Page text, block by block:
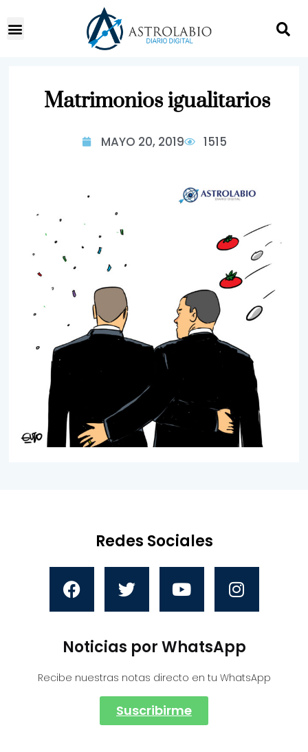
Matrimonios igualitarios
MAYO 20, 2019 1515
Redes Sociales
Noticias por WhatsApp
Recibe nuestras notas directo en tu WhatsApp
Suscribirme